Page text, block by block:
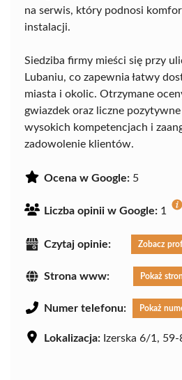
na serwis, który podnosi
instalacji.
Siedziba firmy mieści się przy
Lubaniu, co zapewnia łatwy
miasta i okolic. Otrzymane
gwiazdek oraz liczne
wysokich kompetencjach i
zadowolenie klientów.
Ocena w Google: 5
Liczba opinii w Google: 1
Czytaj opinie: Zobacz
Strona www: Pokaż
Numer telefonu: Pokaż
Lokalizacja: Izerska 6/1, 59-